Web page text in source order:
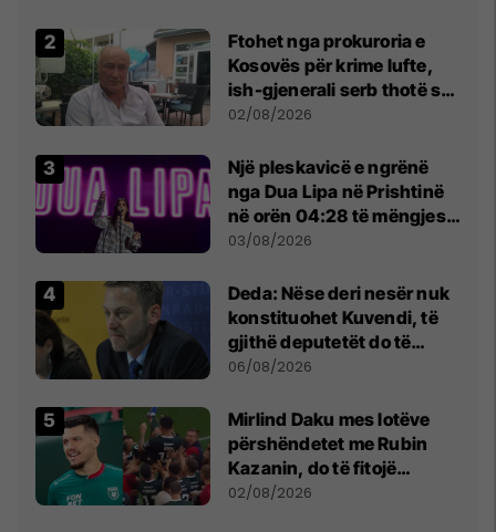
Ftohet nga prokuroria e
Kosovës për krime lufte,
ish-gjenerali serb thotë se
dikush e tradhtoi në
02/08/2026
Një pleskavicë e ngrënë
nga Dua Lipa në Prishtinë
në orën 04:28 të mëngjesit
- dhe bota digjitale serbe
03/08/2026
Deda: Nëse deri nesër nuk
konstituohet Kuvendi, të
gjithë deputetët do të
bëjnë shkelje të rëndë
06/08/2026
Mirlind Daku mes lotëve
përshëndetet me Rubin
Kazanin, do të fitojë
miliona te Spartak Moska
02/08/2026